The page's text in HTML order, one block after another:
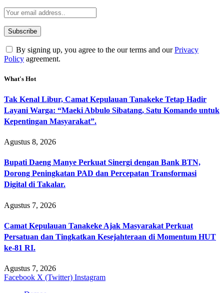
By signing up, you agree to the our terms and ourPrivacy
Policy agreement.
What's Hot
Tak Kenal Libur, Camat Kepulauan Tanakeke Tetap Hadir
Layani Warga: “Maeki Abbulo Sibatang, Satu Komando untuk
Kepentingan Masyarakat”.
Agustus 8, 2026
Bupati Daeng Manye Perkuat Sinergi dengan Bank BTN,
Dorong Peningkatan PAD dan Percepatan Transformasi
Digital di Takalar.
Agustus 7, 2026
Camat Kepulauan Tanakeke Ajak Masyarakat Perkuat
Persatuan dan Tingkatkan Kesejahteraan di Momentum HUT
ke-81 RI.
Agustus 7, 2026
Facebook X (Twitter) Instagram